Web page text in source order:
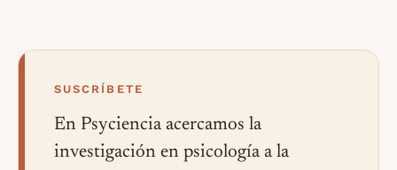
SUSCRÍBETE
En Psyciencia acercamos la
investigación en psicología a la